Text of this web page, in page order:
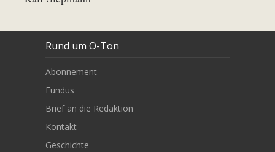
Rund um O-Ton
Abonnement
Fundus
Brief an die Redaktion
Kontakt
Geschichte